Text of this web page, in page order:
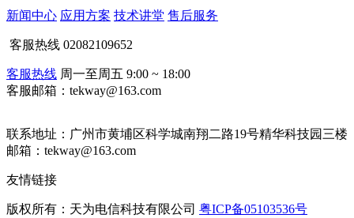
新闻中心 应用方案 技术讲堂 售后服务
客服热线 02082109652
客服热线 周一至周五 9:00 ~ 18:00
客服邮箱：tekway@163.com
联系地址： 广州市黄埔区科学城南翔二路19号精华科技园三楼
邮箱：tekway@163.com
友情链接
版权所有：天为电信科技有限公司 粤ICP备05103536号